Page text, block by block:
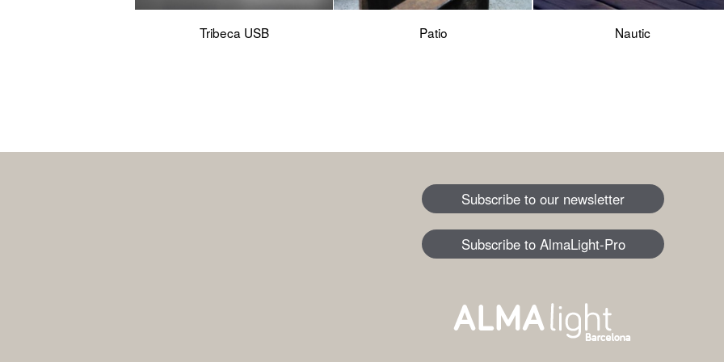
Tribeca USB Patio Nautic
Subscribe to our newsletter
Subscribe to AlmaLight-Pro